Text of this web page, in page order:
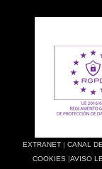
EXTRANET | CANAL
COOKIES|AVISO